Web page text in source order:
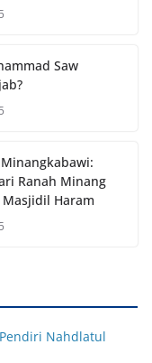
Saw
Ranah Minang
Haram
Nahdlatul